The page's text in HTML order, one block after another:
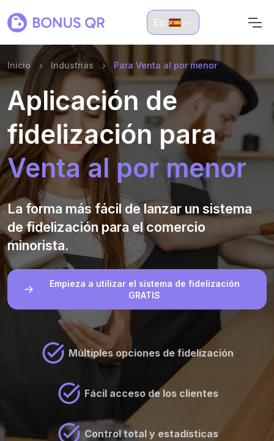
Es:
Inicio Industrias Para Venta al por menor
Aplicación de
fidelización para
Venta al por menor
La forma más fácil de lanzar un sistema
de fidelización para el comercio
minorista.
Empieza a utilizar el sistema de fidelización
GRATIS
Múltiples opciones de fidelización
Fácil acceso de los clientes
Control total y estadísticas